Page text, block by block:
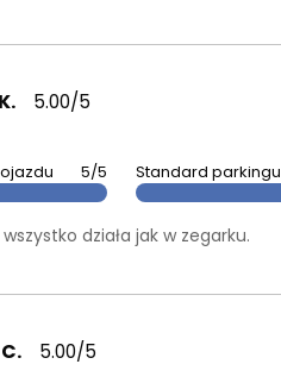
5.00/5
5/5 Standard parkingu
działa jak w zegarku.
5.00/5